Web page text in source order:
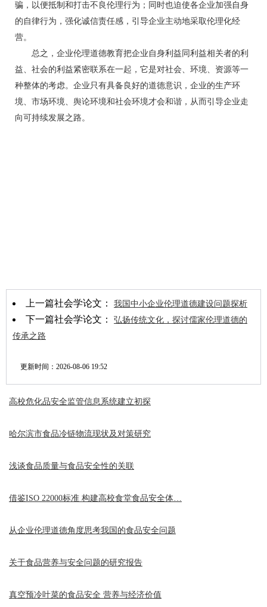
骗，以便抵制和打击不良伦理行为；同时也迫使各企业加强自身
的自律行为，强化诚信责任感，引导企业主动地采取伦理化经
营。
总之，企业伦理道德教育把企业自身利益同利益相关者的利
益、社会的利益紧密联系在一起，它是对社会、环境、资源等一
种整体的考虑。企业只有具备良好的道德意识，企业的生产环
境、市场环境、舆论环境和社会环境才会和谐，从而引导企业走
向可持续发展之路。
上一篇社会学论文： 我国中小企业伦理道德建设问题探析
下一篇社会学论文： 弘扬传统文化，探讨儒家伦理道德的
传承之路
更新时间： 2026-08-06 19:52
高校危化品安全监管信息系统建立初探
哈尔滨市食品冷链物流现状及对策研究
浅谈食品质量与食品安全性的关联
借鉴ISO 22000标准 构建高校食堂食品安全体…
从企业伦理道德角度思考我国的食品安全问题
关于食品营养与安全问题的研究报告
真空预冷叶菜的食品安全 营养与经济价值